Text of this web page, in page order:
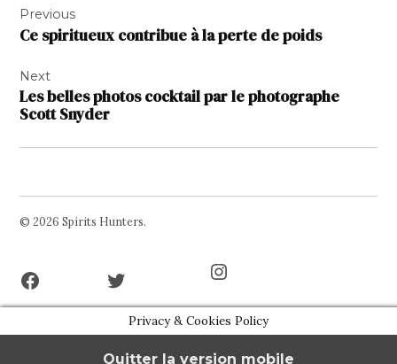
de
l’article
Previous
Ce spiritueux contribue à la perte de poids
Next
Les belles photos cocktail par le photographe
Scott Snyder
© 2026 Spirits Hunters.
Privacy & Cookies Policy
Quitter la version mobile